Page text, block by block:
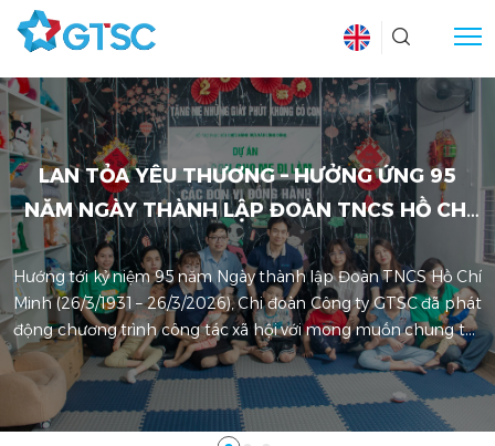
LAN TỎA YÊU THƯƠNG – HƯỞNG ỨNG 95
NĂM NGÀY THÀNH LẬP ĐOÀN TNCS HỒ CHÍ
MINH
Hướng tới kỷ niệm 95 năm Ngày thành lập Đoàn TNCS Hồ Chí
Minh (26/3/1931 – 26/3/2026), Chi đoàn Công ty GTSC đã phát
động chương trình công tác xã hội với mong muốn chung tay
sẻ chia, lan tỏa tinh thần tương thân tương ái đến cộng đồng.